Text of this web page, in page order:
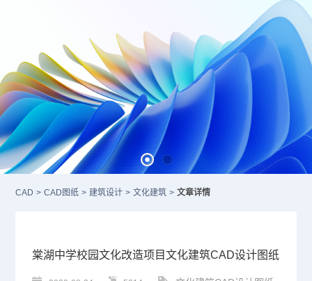
CAD > CAD图纸 > 建筑设计 > 文化建筑 > 文章详情
棠湖中学校园文化改造项目文化建筑CAD设计图纸